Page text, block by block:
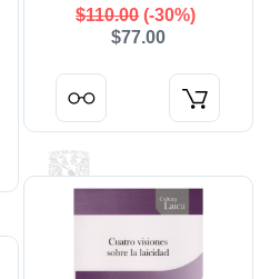
$110.00(-30%)
$77.00